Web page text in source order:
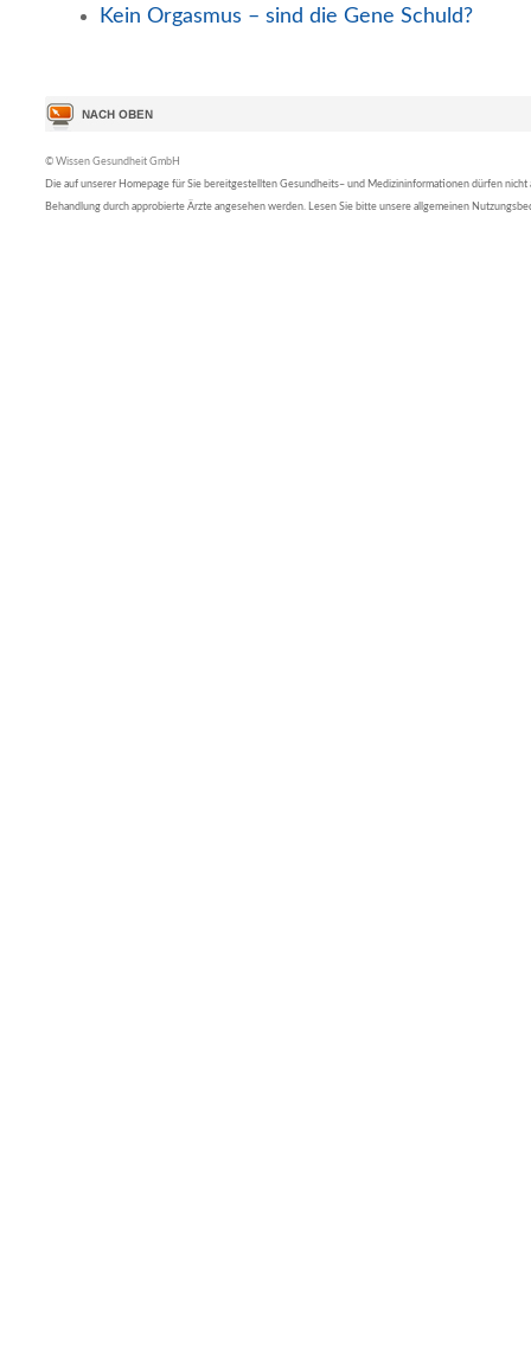
Kein Orgasmus – sind die Gene Schuld?
© Wissen Gesundheit GmbH
Die auf unserer Homepage für Sie bereitgestellten Gesundheits– und Medizininformationen dürfen nicht
Behandlung durch approbierte Ärzte angesehen werden. Lesen Sie bitte unsere allgemeinen